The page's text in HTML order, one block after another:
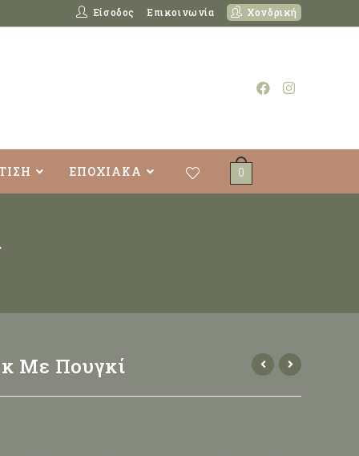
Είσοδος Επικοινωνία Χονδρική
ΕΠΟΧΙΑΚΑ 0
Με Πουγκί